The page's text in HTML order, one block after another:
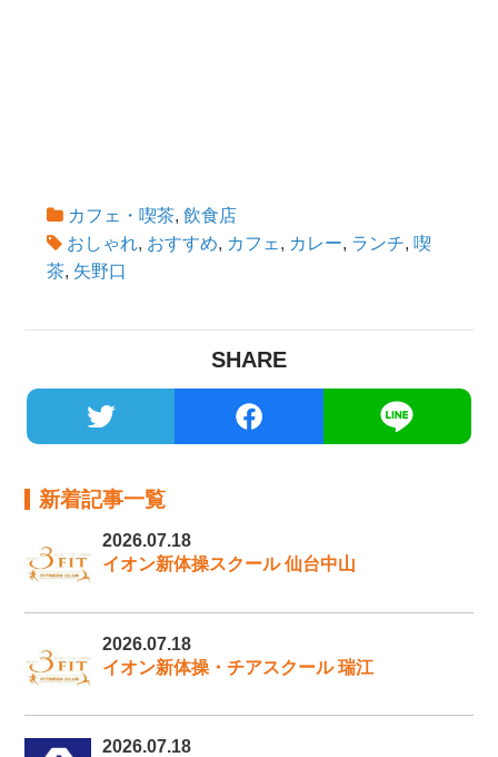
カフェ・喫茶,飲食店
おしゃれ, おすすめ, カフェ , カレー, ランチ, 喫
茶, 矢野口
SHARE
新着記事一覧
2026.07.18
イオン新体操スクール 仙台中山
2026.07.18
イオン新体操・チアスクール 瑞江
2026.07.18